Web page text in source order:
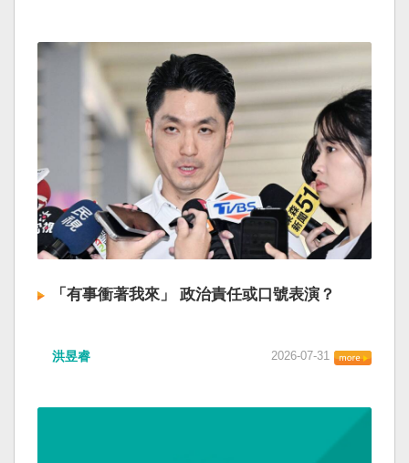
「有事衝著我來」 政治責任或口號表演？
洪昱睿 2026-07-31